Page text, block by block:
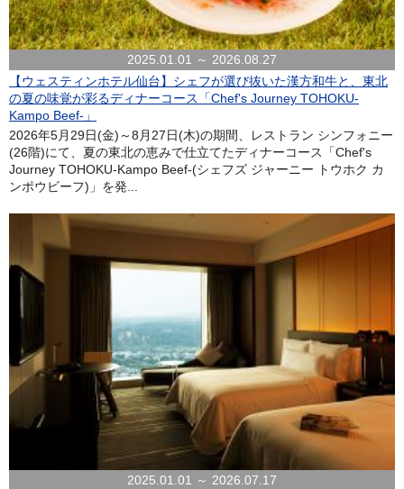
2025.01.01 ～ 2026.08.27
【ウェスティンホテル仙台】シェフが選び抜いた漢方和牛と、東北
の夏の味覚が彩るディナーコース「Chef's Journey TOHOKU-
Kampo Beef-」
2026年5月29日(金)～8月27日(木)の期間、レストラン シンフォニー
(26階)にて、夏の東北の恵みで仕立てたディナーコース「Chef's
Journey TOHOKU-Kampo Beef-(シェフズ ジャーニー トウホク カ
ンポウビーフ)」を発...
2025.01.01 ～ 2026.07.17